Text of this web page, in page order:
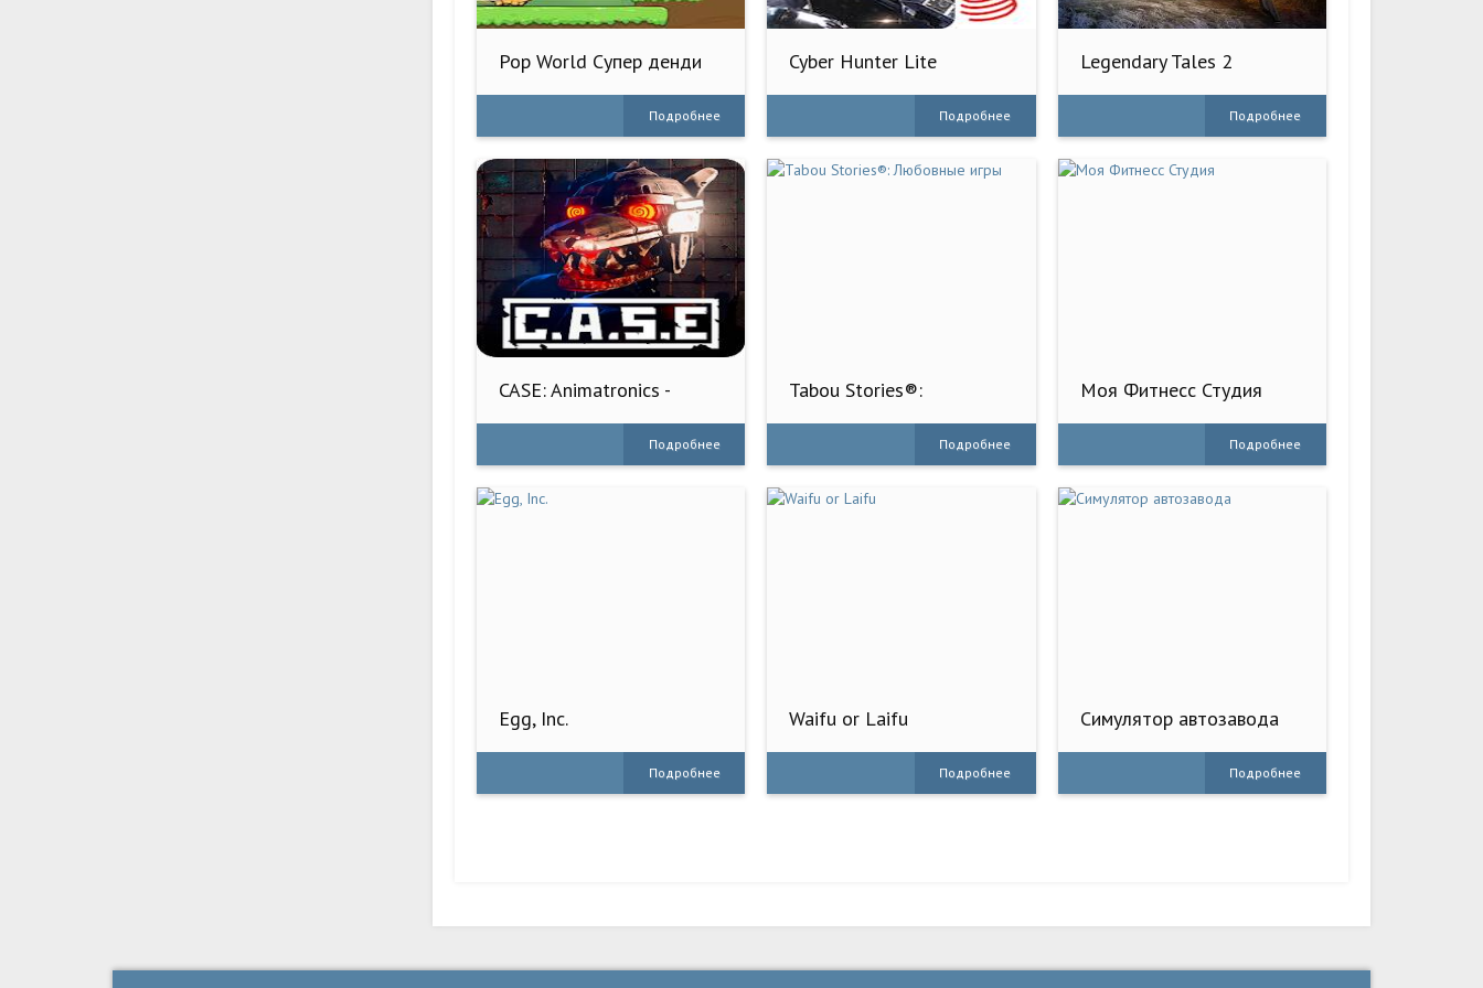
Pop World Супер денди
Подробнее
Cyber Hunter Lite
Подробнее
Legendary Tales 2
Подробнее
CASE: Animatronics -
Подробнее
Tabou Stories®:
Подробнее
Моя Фитнесс Студия
Подробнее
Egg, Inc.
Подробнее
Waifu or Laifu
Подробнее
Симулятор автозавода
Подробнее